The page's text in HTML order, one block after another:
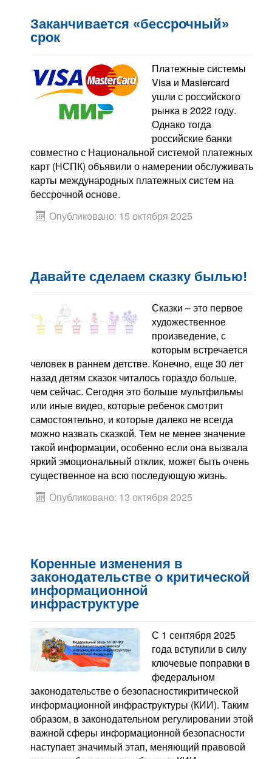
Заканчивается «бессрочный»
срок
Платежные системы
Visa и Mastercard
ушли с российского
рынка в 2022 году.
Однако тогда
российские банки
совместно с Национальной системой платежных
карт (НСПК) объявили о намерении обслуживать
карты международных платежных систем на
бессрочной основе.
Опубликовано: 15 октября 2025
Давайте сделаем сказку былью!
Сказки – это первое
художественное
произведение, с
которым встречается
человек в раннем детстве. Конечно, еще 30 лет
назад детям сказок читалось гораздо больше,
чем сейчас. Сегодня это больше мультфильмы
или иные видео, которые ребенок смотрит
самостоятельно, и которые далеко не всегда
можно назвать сказкой. Тем не менее значение
такой информации, особенно если она вызвала
яркий эмоциональный отклик, может быть очень
существенное на всю последующую жизнь.
Опубликовано: 13 октября 2025
Коренные изменения в
законодательстве о критической
информационной
инфраструктуре
С 1 сентября 2025
года вступили в силу
ключевые поправки в
федеральном
законодательстве о безопасностикритической
информационной инфраструктуры (КИИ). Таким
образом, в законодательном регулировании этой
важной сферы информационной безопасности
наступает значимый этап, меняющий правовой